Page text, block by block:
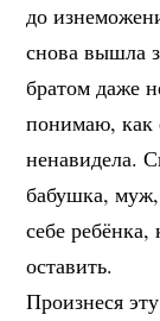
до
снова вышла
братом даже
понимаю, как
ненавидела.
бабушка, муж,
себе
оставить.
Произнеся